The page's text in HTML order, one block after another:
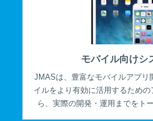
モバイル向けシ
JMASは、豊富なモバイルアプリ
イルをより有効に活用するため
ら、実際の開発・運用までをト